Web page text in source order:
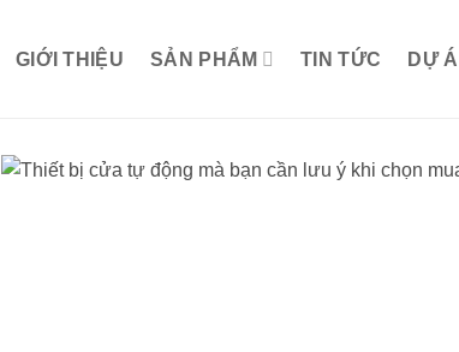
GIỚI THIỆU SẢN PHẨM TIN TỨC DỰ